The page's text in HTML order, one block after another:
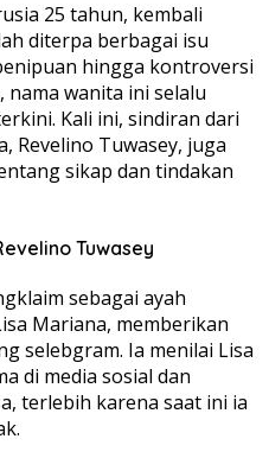
25 tahun, kembali
diterpa berbagai isu
hingga kontroversi
wanita ini selalu
Kali ini, sindiran dari
Revelino Tuwasey, juga
sikap dan tindakan
Tuwasey
sebagai ayah
Mariana, memberikan
selebgram. Ia menilai Lisa
di media sosial dan
terlebih karena saat ini ia